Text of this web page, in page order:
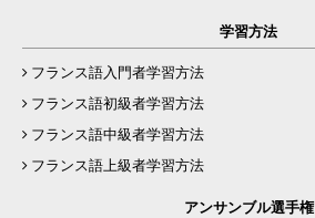
学習方法
フランス語入門者学習方法
フランス語初級者学習方法
フランス語中級者学習方法
フランス語上級者学習方法
アンサンブル選手権